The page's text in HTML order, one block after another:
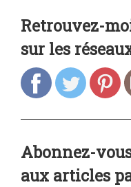
Retrouvez-
sur les
Abonnez-
aux articles